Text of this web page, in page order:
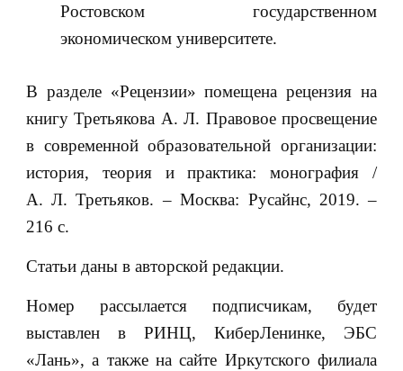
Ростовском государственном
экономическом университете.
В разделе «Рецензии» помещена рецензия на
книгу Третьякова А. Л. Правовое просвещение
в современной образовательной организации:
история, теория и практика: монография /
А. Л. Третьяков. – Москва: Русайнс, 2019. –
216 с.
Статьи даны в авторской редакции.
Номер рассылается подписчикам, будет
выставлен в РИНЦ, КиберЛенинке, ЭБС
«Лань», а также на сайте Иркутского филиала